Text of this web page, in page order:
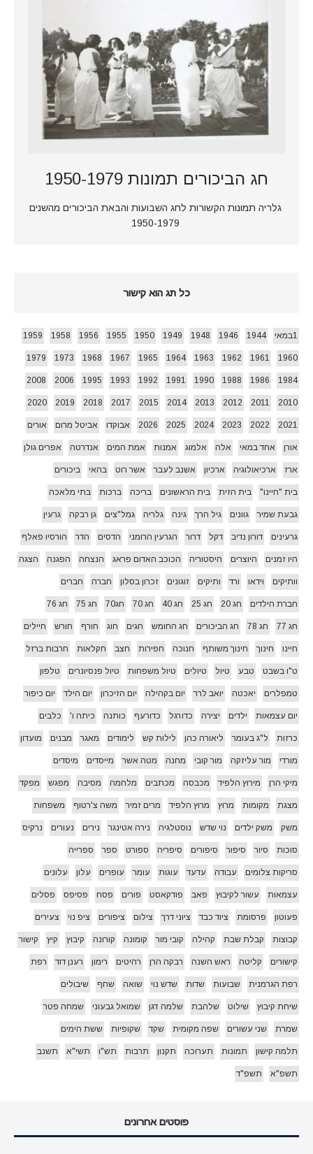
חג הביכורים תמונות 1950-1979
גלריה תמונות הקשורות לחג השבועות והבאת הביכורים מהשנים
כל תג הוא קישור
1במאי 1944
1946
1948
1949
1950
1955
1956
1958
1959
1960
1961
1962
1963
1964
1965
1967
1968
1973
1979
1984
1986
1988
1990
1991
1992
1993
1995
2006
2008
2010
2011
2012
2013
2014
2015
2017
2018
2019
2020
2021
2022
2023
2024
2025
2026 אבוקדו אביטל מרום אורים
אורן אחד במאי אלה אלמוג אמנות אמת המים אנדרטה אפרים גולן
ארז ארכיאולוגיה ארכיון אשנב לעבר אשר רוט בהאי ביכורים
בית "חיינו" בית הזית בית הראשונים בריכה ברכות בתי מלאכה
גבעת שמיר גוונים גיל הרך גינה גלריה גמל"צים גן רבקה גרעין
גרעינים דורון נדיב דקל דרור הגרעין הרומני הדסים הדר הורסיו פאלף
היו זמנים היוצרים היסטוריה הכוכב האדום פראג הנצחה הפגנה הצגה
וותיקים וידאו ורד ותיקים זוגונים זכרון בסלון חברה חברים
חברת הילדים חג 20 חג 25 חג 40 חג 70 חג70 חג 75 חג 76
חג 77 חג 78 חג הביכורים חג החומש חגים חוג חורף חורש חיילים
חיינו חינוך חינוך משותף חנוכה חפירות חצב חקלאות חרבות ברזל
ט"ו בשבט טבע טיול טיולים טיול משפחות טיול פנסיונרים טלפון
טמפלרים יאכטה יואב לרר יום בקהילה יום הזיכרון יום הילד יום כיפור
יום עצמאות ילדים יצירה כדורגל כדורעף כותנה כיתה ו' כלבים
כרזות ל"ג בעומר ליאורה כהן לילות קש לימודים מאגר מבנים מועדון
מורדי מור עליזקה מור קובי מחנה מטה אשר מייסדים מיסדים
מיקי הרן מירוץ הלפיד מכבסה מכתבים מלחמה מסיבה מפגש מפקד
מצגת מקומות מרוץ מרוץ הלפיד מרים זמיר משה צ'רטוף משפחות
משק משק ילדים נוי שדש נוסטלגיה נירה אטינגר נירים נעורים נרקיס
סוכות סיור סיפור סיפורים סיפריה ספורט ספר ספרייה
סריקות צלומים עבודה עדעד עוגות עומר עופרים עלון עלונים
עצמאות עשור לקיבוץ פאב פודקאסט פורים פסח פסיפס פסלים
פעוטון פרסומת ציוד כבד ציוני דרך צילום ציפורים ציפ נוי צעירים
קבוצות קבלת שבת קהילה קובי מור קומונה קורונה קיבוץ קיץ קישור
קישורים קליטה ראש השנה רבקה הרן רהיטים רימון רענן דוד רפת
רפת הגרמנית שבועות שדות שדש נוי שואה שחף שיבולים
שיחת קיבוץ שילוט שלהבת שלמה דגן שמואל גבעוני שמחה פטר
שמרת שני עשורים שפה מקומית שקד שקופיות ששת הימים
תלמה קישון תמונות תערוכה תקנון תרבות תש"ו תשי"א תשנב
תשפ"א תשפ"ד
פוסטים אחרונים